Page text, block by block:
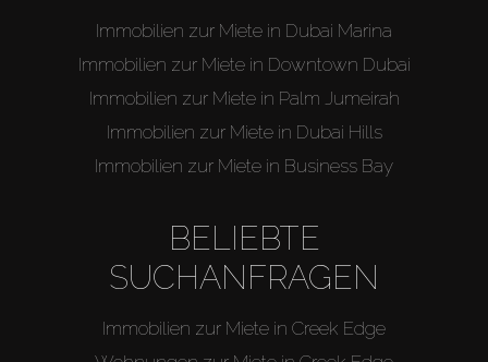
Immobilien zur Miete in Dubai Marina
Immobilien zur Miete in Downtown Dubai
Immobilien zur Miete in Palm Jumeirah
Immobilien zur Miete in Dubai Hills
Immobilien zur Miete in Business Bay
BELIEBTE
SUCHANFRAGEN
Immobilien zur Miete in Creek Edge